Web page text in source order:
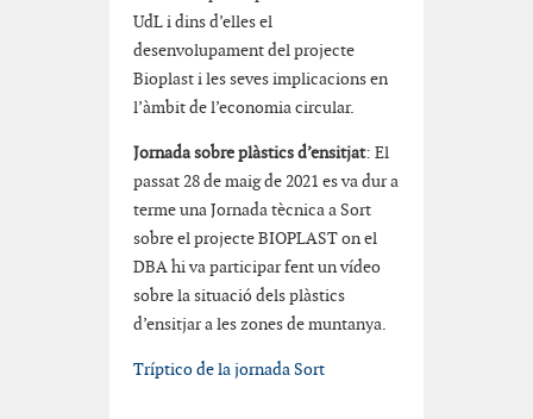
UdL i dins d’elles el
desenvolupament del projecte
Bioplast i les seves implicacions en
l’àmbit de l’economia circular.
Jornada sobre plàstics d’ensitjat: El
passat 28 de maig de 2021 es va dur a
terme una Jornada tècnica a Sort
sobre el projecte BIOPLAST on el
DBA hi va participar fent un vídeo
sobre la situació dels plàstics
d’ensitjar a les zones de muntanya.
Tríptico de la jornada Sort